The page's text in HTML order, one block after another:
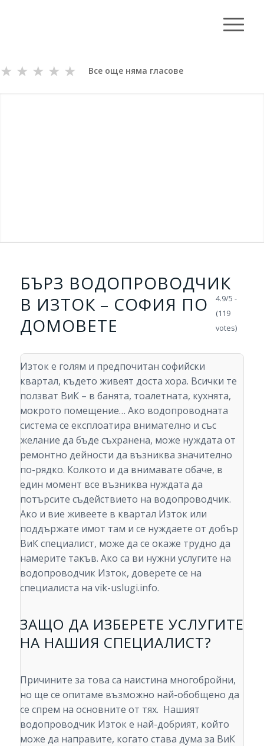
★
★
★
★
★ Все още няма гласове
БЪРЗ ВОДОПРОВОДЧИК
В ИЗТОК – СОФИЯ ПО
ДОМОВЕТЕ
Изток е голям и предпочитан софийски
квартал, където живеят доста хора. Всички те
ползват ВиК – в банята, тоалетната, кухнята,
мокрото помещение… Ако водопроводната
система се експлоатира внимателно и със
желание да бъде съхранена, може нуждата от
ремонтно дейности да възниква значително
по-рядко. Колкото и да внимавате обаче, в
един момент все възниква нуждата да
потърсите съдействието на водопроводчик.
Ако и вие живеете в квартал Изток или
поддържате имот там и се нуждаете от добър
ВиК специалист, може да се окаже трудно да
намерите такъв. Ако са ви нужни услугите на
водопроводчик Изток, доверете се на
специалиста на vik-uslugi.info.
ЗАЩО ДА ИЗБЕРЕТЕ УСЛУГИТЕ
НА НАШИЯ СПЕЦИАЛИСТ?
Причините за това са наистина многобройни,
но ще се опитаме възможно най-обобщено да
се спрем на основните от тях. Нашият
водопроводчик Изток е най-добрият, който
може да направите, когато става дума за ВиК
4.9/5 -
(119
votes)